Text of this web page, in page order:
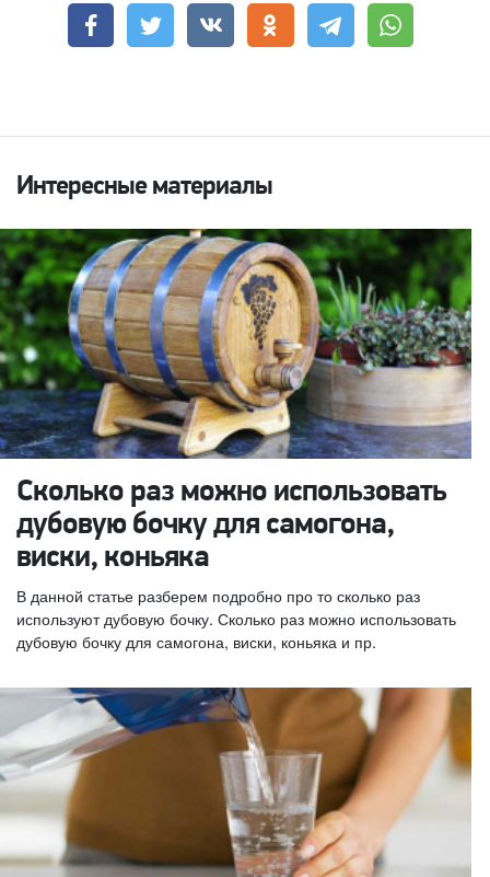
Интересные материалы
Сколько раз можно использовать
дубовую бочку для самогона,
виски, коньяка
В данной статье разберем подробно про то сколько раз
используют дубовую бочку. Сколько раз можно использовать
дубовую бочку для самогона, виски, коньяка и пр.